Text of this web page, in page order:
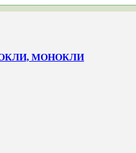
МОНОКЛИ